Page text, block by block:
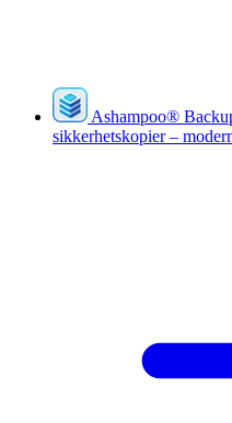
Ashampoo®
sikkerhetskopier –